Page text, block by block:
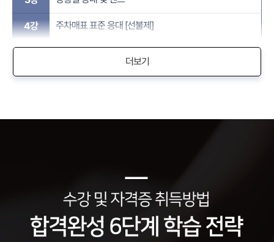
4강 주차매표 표준 응대 [선불제]
더보기